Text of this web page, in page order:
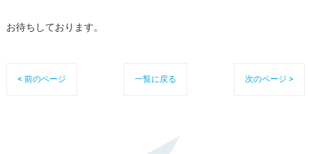
お待ちしております。
< 前のページ 一覧に戻る 次のページ >